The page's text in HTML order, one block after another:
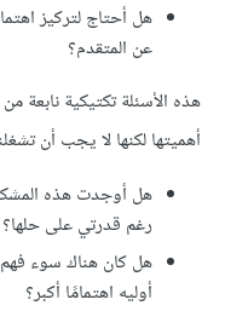
هل أحتاجلتركيز
عن المتقدم؟
هذه الأسئلةتكتيكيةنابعةمن
أهميتهالكنهالايجب أن
هل أوجدتهذه
رغم قدرتيعلىحلها؟
هلكانهناكسوء فهم
أوليه اهتمامًا أكبر؟